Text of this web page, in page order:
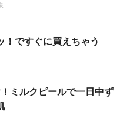
！ですぐに買えちゃう
ミルクピールで一日中ず